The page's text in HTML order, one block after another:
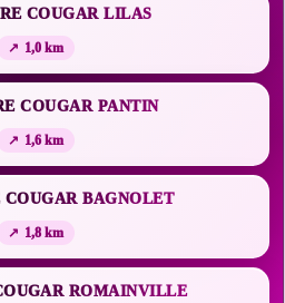
COUGAR LILAS
1,0 km
COUGAR PANTIN
1,6 km
COUGAR BAGNOLET
1,8 km
ROMAINVILLE